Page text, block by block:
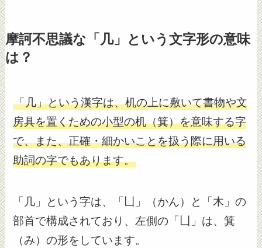
摩訶不思議な「几」という文字形の意味
は？
「几」という漢字は、机の上に敷いて書物や文
房具を置くための小型の机（箕）を意味する字
で、また、正確・細かいことを扱う際に用いる
助詞の字でもあります。
「几」という字は、「凵」（かん）と「木」の
部首で構成されており、左側の「凵」は、箕
（み）の形をしています。